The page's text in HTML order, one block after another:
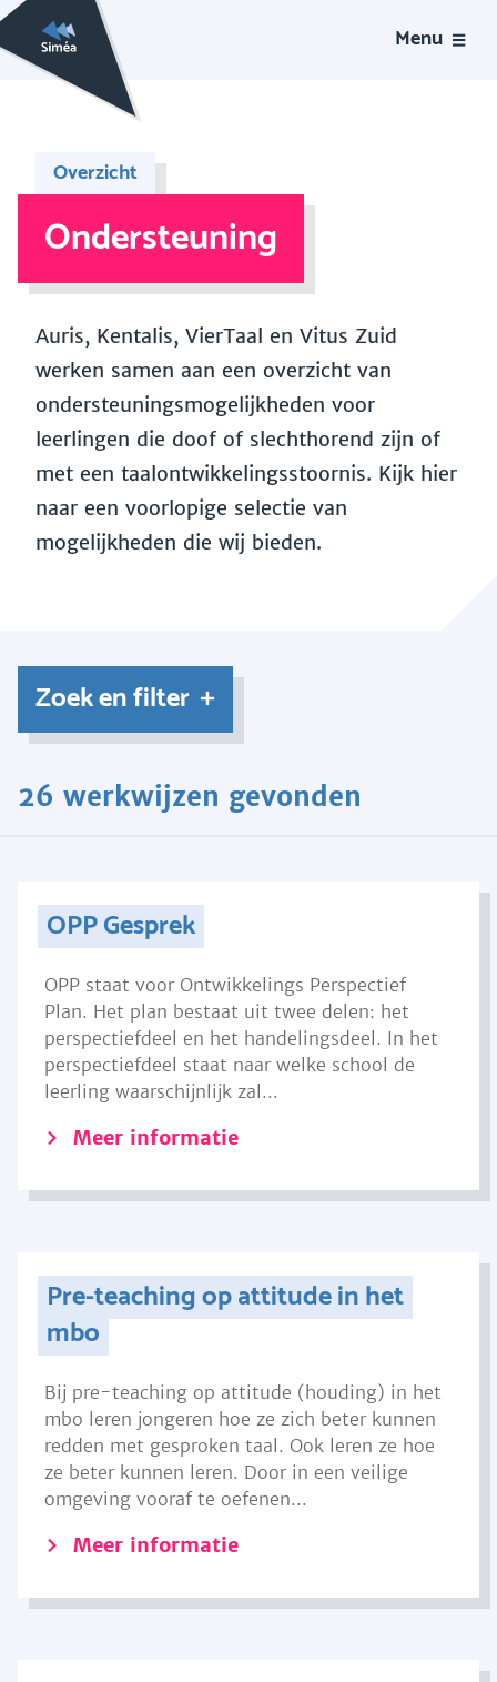
Menu
Overzicht
Ondersteuning
Auris, Kentalis, VierTaal en Vitus Zuid
werken samen aan een overzicht van
ondersteuningsmogelijkheden voor
leerlingen die doof of slechthorend zijn of
met een taalontwikkelingsstoornis. Kijk hier
naar een voorlopige selectie van
mogelijkheden die wij bieden.
Zoek en filter
26 werkwijzen gevonden
OPP Gesprek
OPP staat voor Ontwikkelings Perspectief
Plan. Het plan bestaat uit twee delen: het
perspectiefdeel en het handelingsdeel. In het
perspectiefdeel staat naar welke school de
leerling waarschijnlijk zal...
Meer informatie
Pre-teaching op attitude in het
mbo
Bij pre-teaching op attitude (houding) in het
mbo leren jongeren hoe ze zich beter kunnen
redden met gesproken taal. Ook leren ze hoe
ze beter kunnen leren. Door in een veilige
omgeving vooraf te oefenen...
Meer informatie